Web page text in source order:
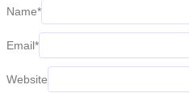
Name*
Email*
Website